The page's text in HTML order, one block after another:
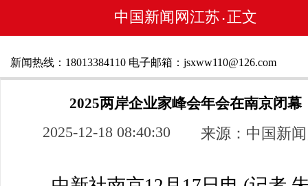
中国新闻网江苏 • 正文
新闻热线：18013384110 电子邮箱：jsxww110@126.com
2025两岸企业家峰会年会在南京闭幕
2025-12-18 08:40:30 来源：中国新